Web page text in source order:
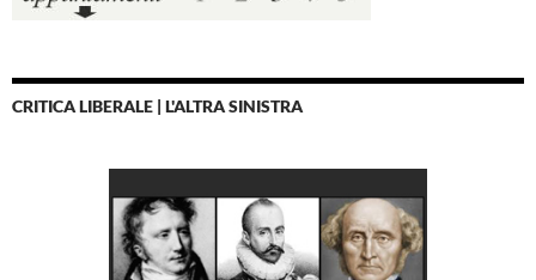
CRITICA LIBERALE | L'ALTRA SINISTRA